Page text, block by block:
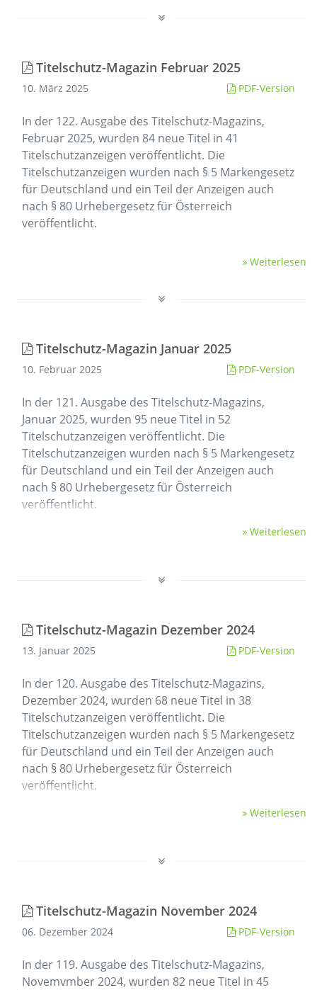
Titelschutz-Magazin Februar 2025
10. März 2025 PDF-Version
In der 122. Ausgabe des Titelschutz-Magazins,
Februar 2025, wurden 84 neue Titel in 41
Titelschutzanzeigen veröffentlicht. Die
Titelschutzanzeigen wurden nach § 5 Markengesetz
für Deutschland und ein Teil der Anzeigen auch
nach § 80 Urhebergesetz für Österreich
veröffentlicht.
Weiterlesen
Titelschutz-Magazin Januar 2025
10. Februar 2025 PDF-Version
In der 121. Ausgabe des Titelschutz-Magazins,
Januar 2025, wurden 95 neue Titel in 52
Titelschutzanzeigen veröffentlicht. Die
Titelschutzanzeigen wurden nach § 5 Markengesetz
für Deutschland und ein Teil der Anzeigen auch
nach § 80 Urhebergesetz für Österreich
veröffentlicht.
Weiterlesen
Titelschutz-Magazin Dezember 2024
13. Januar 2025 PDF-Version
In der 120. Ausgabe des Titelschutz-Magazins,
Dezember 2024, wurden 68 neue Titel in 38
Titelschutzanzeigen veröffentlicht. Die
Titelschutzanzeigen wurden nach § 5 Markengesetz
für Deutschland und ein Teil der Anzeigen auch
nach § 80 Urhebergesetz für Österreich
veröffentlicht.
Weiterlesen
Titelschutz-Magazin November 2024
06. Dezember 2024 PDF-Version
In der 119. Ausgabe des Titelschutz-Magazins,
Novemvmber 2024, wurden 82 neue Titel in 45